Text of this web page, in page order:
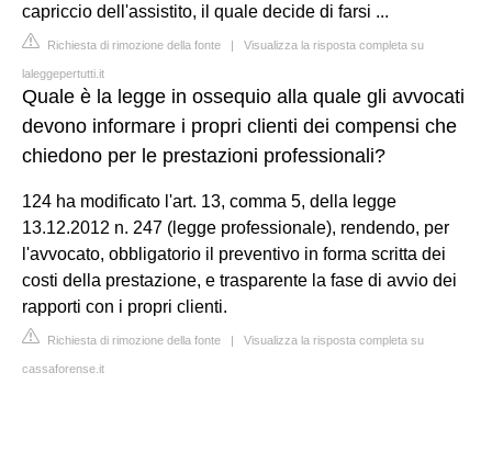
capriccio dell'assistito, il quale decide di farsi ...
Richiesta di rimozione della fonte | Visualizza la risposta completa su
laleggepertutti.it
Quale è la legge in ossequio alla quale gli avvocati
devono informare i propri clienti dei compensi che
chiedono per le prestazioni professionali?
124 ha modificato l'art. 13, comma 5, della legge
13.12.2012 n. 247 (legge professionale), rendendo, per
l'avvocato, obbligatorio il preventivo in forma scritta dei
costi della prestazione, e trasparente la fase di avvio dei
rapporti con i propri clienti.
Richiesta di rimozione della fonte | Visualizza la risposta completa su
cassaforense.it